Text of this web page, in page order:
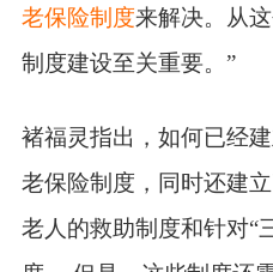
老保险制度来解决。从
制度建设至关重要。”
褚福灵指出，如何已经
老保险制度，同时还建
老人的救助制度和针对“